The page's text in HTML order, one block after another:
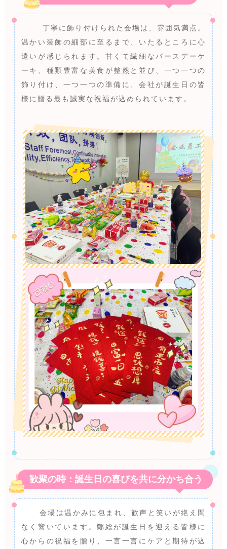
丁寧に飾り付けられた会場は、雰囲気満点。
温かい装飾の細部に至るまで、いたるところに心
遣いが感じられます。甘くて繊細なバースデーケ
ーキ、種類豊富な美食が整然と並び、一つ一つの
飾り付け、一つ一つの準備に、会社が誕生日の皆
様に贈る最も誠実な祝福が込められています。
歓聚の時：誕生日の喜びを共に分かち合う
会場は温かみに包まれ、歓声と笑いが絶え間
なく響いています。鄭総が誕生日を迎える皆様に
心からの祝福を贈り、一言一言にケアと期待が込